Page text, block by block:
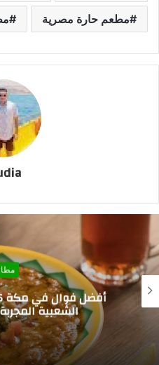
مطعم حارة مصرية
القرمشة